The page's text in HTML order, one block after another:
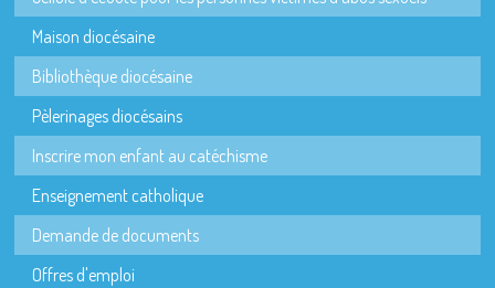
Maison diocésaine
Bibliothèque diocésaine
Pèlerinages diocésains
Inscrire mon enfant au catéchisme
Enseignement catholique
Demande de documents
Offres d'emploi